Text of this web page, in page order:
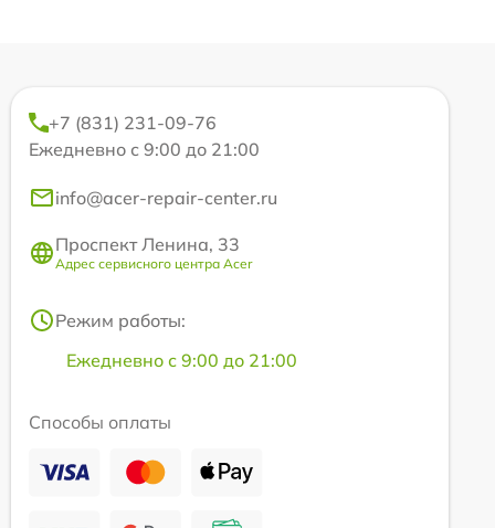
+7 (831) 231-09-76
Ежедневно с 9:00 до 21:00
info@acer-repair-center.ru
Проспект Ленина, 33
Адрес сервисного центра Acer
Режим работы:
Ежедневно с 9:00 до 21:00
Способы оплаты